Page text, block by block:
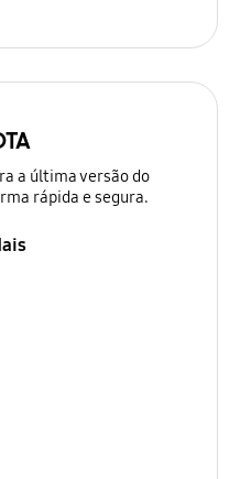
a última versão do
rápida e segura.